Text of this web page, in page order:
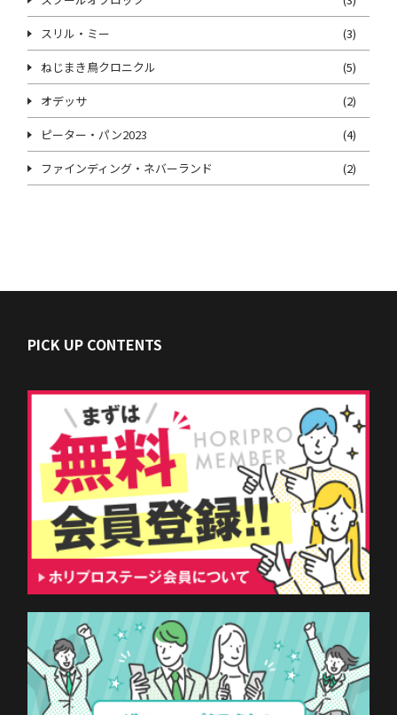
スリル・ミー
(3)
ねじまき鳥クロニクル
(5)
オデッサ
(2)
ピーター・パン2023
(4)
ファインディング・ネバーランド
(2)
PICK UP CONTENTS